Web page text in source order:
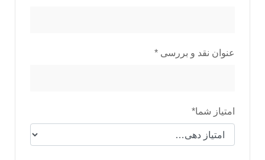
عنوان نقد و بررسی *
امتیاز شما*